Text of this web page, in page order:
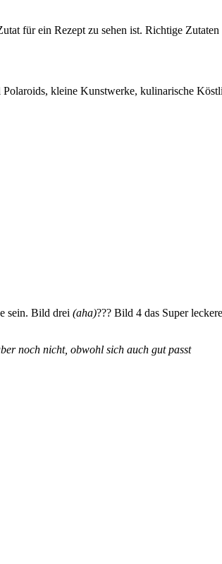
für ein Rezept zu sehen ist. Richtige
kleine Kunstwerke, kulinarische
sein. Bild drei (aha)??? Bild 4 das Super
noch nicht, obwohl sich auch gut passt